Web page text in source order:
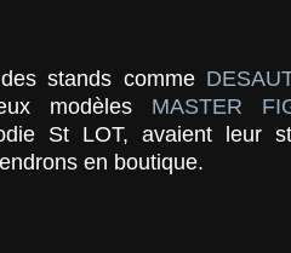
stands comme
modèles MASTER
St LOT, avaient leur
en boutique.